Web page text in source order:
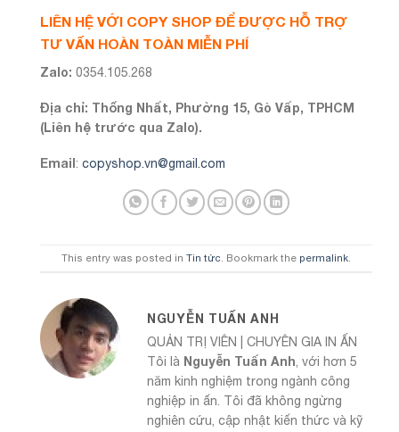
LIÊN HỆ VỚI COPY SHOP ĐỂ ĐƯỢC HỖ TRỢ
TƯ VẤN HOÀN TOÀN MIỄN PHÍ
Zalo: 0354.105.268
Địa chỉ: Thống Nhất, Phường 15, Gò Vấp, TPHCM
(Liên hệ trước qua Zalo).
Email: copyshop.vn@gmail.com
This entry was posted in Tin tức . Bookmark the permalink
NGUYỄN TUẤN ANH
QUẢN TRỊ VIÊN | CHUYÊN GIA IN ẤN
Tôi là Nguyễn Tuấn Anh , với hơn 5
năm kinh nghiệm trong ngành công
nghiệp in ấn. Tôi đã không ngừng
nghiên cứu, cập nhật kiến thức và kỹ